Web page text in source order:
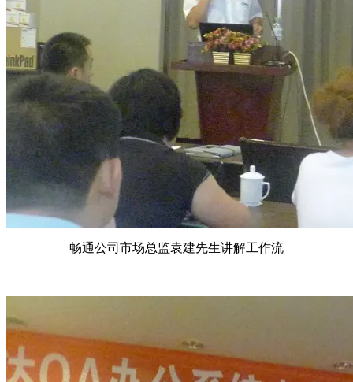
畅通公司市场总监袁建先生讲解工作流